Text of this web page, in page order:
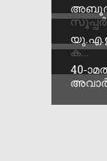
ക...
40-